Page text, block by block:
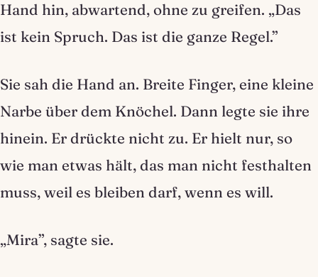
Hand hin, abwartend, ohne zu greifen. „Das
ist kein Spruch. Das ist die ganze Regel.”
Sie sah die Hand an. Breite Finger, eine kleine
Narbe über dem Knöchel. Dann legte sie ihre
hinein. Er drückte nicht zu. Er hielt nur, so
wie man etwas hält, das man nicht festhalten
muss, weil es bleiben darf, wenn es will.
„Mira”, sagte sie.